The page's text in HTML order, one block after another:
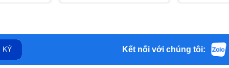
protein huyết tương, chủ yếu là albumin và alpha 1-acid
KÝ Kết nối với chúng tôi: